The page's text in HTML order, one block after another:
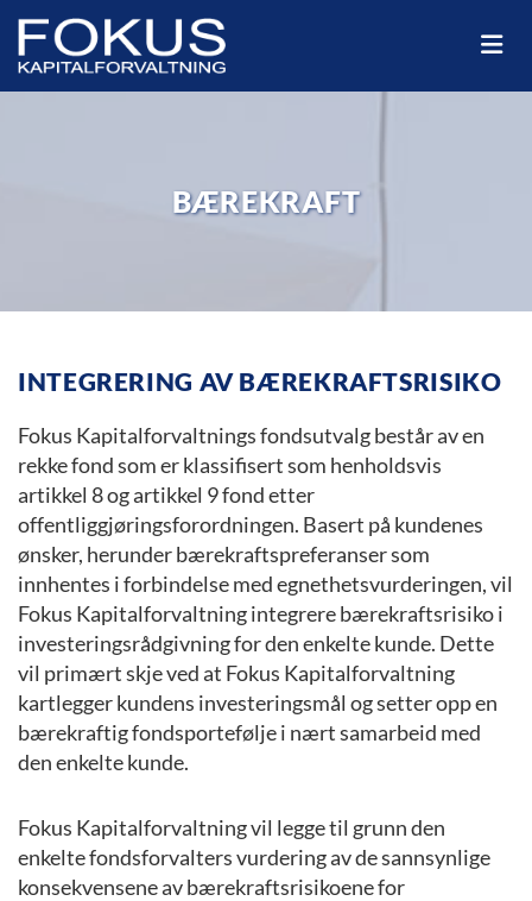
BÆREKRAFT
INTEGRERING AV BÆREKRAFTSRISIKO
Fokus Kapitalforvaltnings fondsutvalg består av en
rekke fond som er klassifisert som henholdsvis
artikkel 8 og artikkel 9 fond etter
offentliggjøringsforordningen. Basert på kundenes
ønsker, herunder bærekraftspreferanser som
innhentes i forbindelse med egnethetsvurderingen, vil
Fokus Kapitalforvaltning integrere bærekraftsrisiko i
investeringsrådgivning for den enkelte kunde. Dette
vil primært skje ved at Fokus Kapitalforvaltning
kartlegger kundens investeringsmål og setter opp en
bærekraftig fondsportefølje i nært samarbeid med
den enkelte kunde.
Fokus Kapitalforvaltning vil legge til grunn den
enkelte fondsforvalters vurdering av de sannsynlige
konsekvensene av bærekraftsrisikoene for